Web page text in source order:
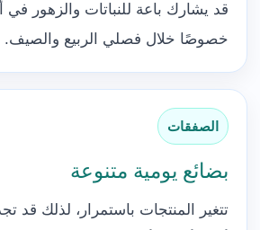
قد يشارك باعة للنباتات والزهور في
خصوصًا خلال فصلي الربيع والصيف.
الصفقات
بضائع يومية متنوعة
تتغير المنتجات باستمرار، لذلك قد